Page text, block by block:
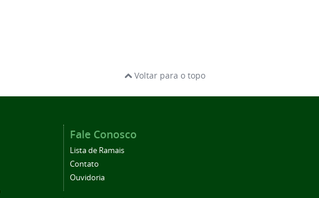
Voltar para o topo
Fale Conosco
Lista de Ramais
Contato
Ouvidoria